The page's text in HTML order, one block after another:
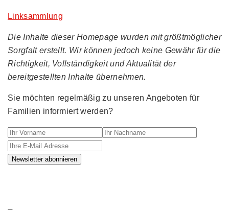
Linksammlung
Die Inhalte dieser Homepage wurden mit größtmöglicher
Sorgfalt erstellt. Wir können jedoch keine Gewähr für die
Richtigkeit, Vollständigkeit und Aktualität der
bereitgestellten Inhalte übernehmen.
Sie möchten regelmäßig zu unseren Angeboten für
Familien informiert werden?
Ihr Vorname Ihr Nachname
Newsletter abonnieren